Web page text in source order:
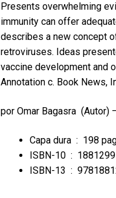
Presents overwhelming
immunity can offer
describes a new concept
retroviruses. Ideas
vaccine development and
Annotation c. Book News,
por Omar Bagasra (Autor)
Capa dura ‏ : ‎ 198
ISBN-10 ‏ : ‎
ISBN-13 ‏ : ‎